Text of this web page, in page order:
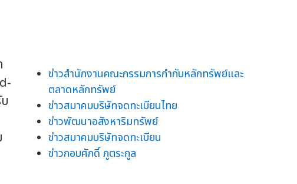
ข่าวสำนักงานคณะกรรมการกำกับหลักทรัพย์และ
ตลาดหลักทรัพย์
ข่าวสมาคมบริษัทจดทะเบียนไทย
ข่าวพัฒนาอสังหาริมทรัพย์
ข่าวสมาคมบริษัทจดทะเบียน
ข่าวกอบศักดิ์ ภูตระกูล